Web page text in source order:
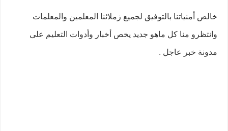
خالص أمنياتنا بالتوفيق لجميع زملائنا المعلمين والمعلمات
وانتظرو منا كل ماهو جديد يخص أخبار وأدوات التعليم على
مدونة خبر عاجل .